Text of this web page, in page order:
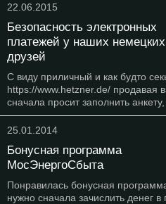
22.06.2015
Безопасность электронных
платежей у наших немецких
друзей
С виду приличный и как будто
https://www.hetzner.de/ продавая
сначала просит заполнить
25.01.2014
Бонусная программа
МосЭнергоСбыта
Понравилась бонусная
нужно сначала зачислить денег